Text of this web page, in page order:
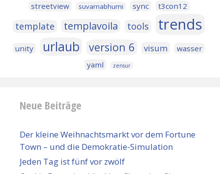
streetview suvarnabhumi sync t3con12
template templavoila tools trends
unity urlaub version 6 visum
wasser
yaml
zensur
Neue Beiträge
Der kleine Weihnachtsmarkt vor dem Fortune
Town – und die Demokratie-Simulation
Jeden Tag ist fünf vor zwölf